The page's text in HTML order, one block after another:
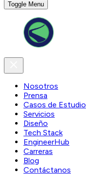
Toggle Menu
Nosotros
Prensa
Casos de Estudio
Servicios
Diseño
Tech Stack
EngineerHub
Carreras
Blog
Contáctanos